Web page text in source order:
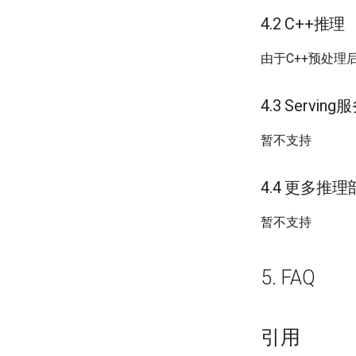
4.2 C++推理
由于C++预处理
4.3 Serving
暂不支持
4.4 更多推理
暂不支持
5. FAQ
引用